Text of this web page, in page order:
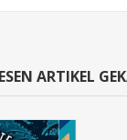
ARTIKEL